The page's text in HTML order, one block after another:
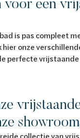
is pas compleet
hier onze
perfecte
collectie van